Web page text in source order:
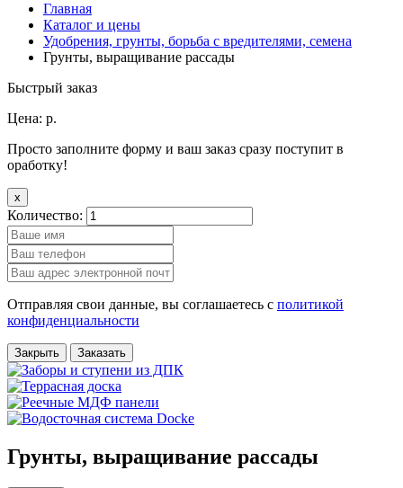
Главная
Каталог и цены
Удобрения, грунты, борьба с вредителями, семена
Грунты, выращивание рассады
Быстрый заказ
Цена: р.
Просто заполните форму и ваш заказ сразу поступит в
оработку!
x
Количество:
Отправляя свои данные, вы соглашаетесь с политикой
конфиденциальности
Закрыть Заказать
Грунты, выращивание рассады